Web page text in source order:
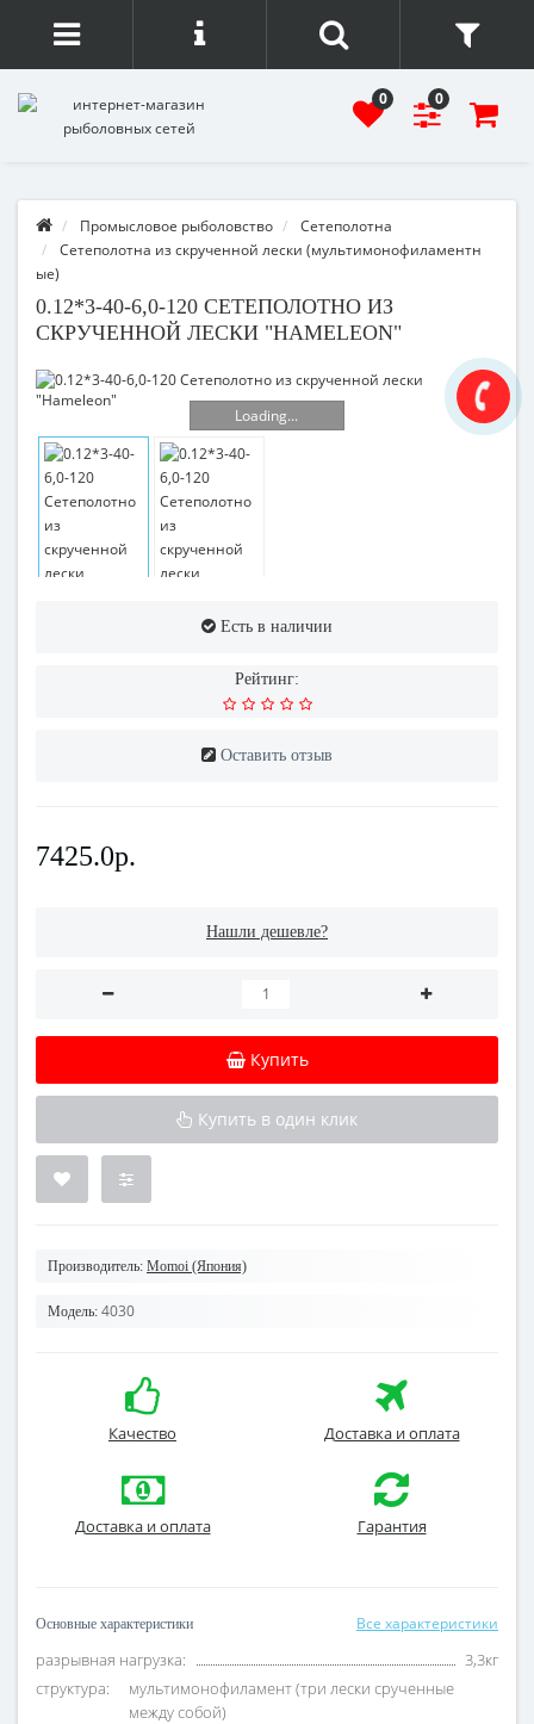
0 0
Промысловое рыболовство
Сетеполотна
Сетеполотна из скрученной лески (мультимонофиламентн
ые)
0.12*3-40-6,0-120 СЕТЕПОЛОТНО ИЗ
СКРУЧЕННОЙ ЛЕСКИ "HAMELEON"
Loading...
Есть в наличии
Рейтинг:
Оставить отзыв
7425.0р.
Нашли дешевле?
Купить
Купить в один клик
Производитель: Momoi (Япония)
Модель: 4030
Качество Доставка и оплата
Доставка и оплата Гарантия
Основные характеристики Все характеристики
разрывная нагрузка:
3,3кг
структура:
мультимонофиламент (три лески срученные
между собой)